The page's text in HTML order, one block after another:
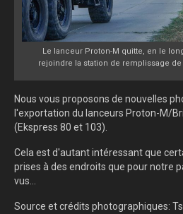
Le lanceur Proton-M quitte, en le
rejoindre la station de remplissage
Nous vous proposons de nouvelles
l'exportation du lanceurs Proton-M/
(Ekspress 80 et 103).
Cela est d'autant intéressant que
prises à des endroits que pour notre
vus...
Source et crédits photographiques: